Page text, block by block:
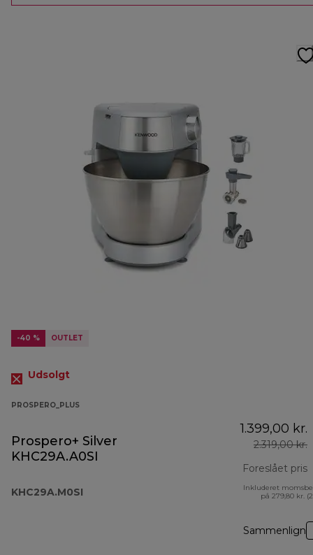
-40 % OUTLET
Udsolgt
PROSPERO_PLUS
Prospero+ Silver
KHC29A.A0SI
KHC29A.M0SI
1.399,00 kr.
2.319,00 kr.
Foreslået pris
Inkluderet
på 279,80 kr.
Sammenlign